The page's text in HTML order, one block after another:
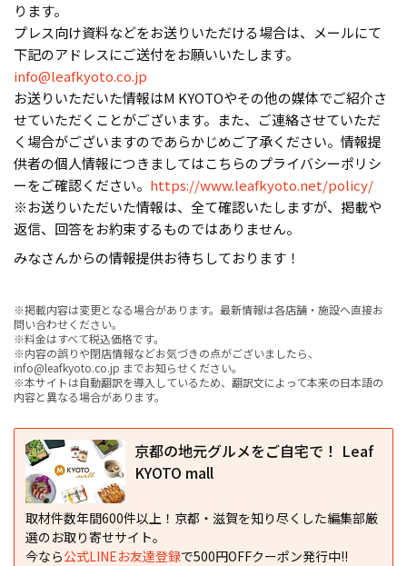
ります。
プレス向け資料などをお送りいただける場合は、メールにて
下記のアドレスにご送付をお願いいたします。
info@leafkyoto.co.jp
お送りいただいた情報はM KYOTOやその他の媒体でご紹介さ
せていただくことがございます。また、ご連絡させていただ
く場合がございますのであらかじめご了承ください。情報提
供者の個人情報につきましてはこちらのプライバシーポリシ
ーをご確認ください。 https://www.leafkyoto.net/policy/
※お送りいただいた情報は、全て確認いたしますが、掲載や
返信、回答をお約束するものではありません。
みなさんからの情報提供お待ちしております！
※掲載内容は変更となる場合があります。最新情報は各店舗・施設へ直接お
問い合わせください。
※料金はすべて税込価格です。
※内容の誤りや閉店情報などお気づきの点がございましたら、
info@leafkyoto.co.jp までお知らせください。
※本サイトは自動翻訳を導入しているため、翻訳文によって本来の日本語の
内容と異なる場合があります。
京都の地元グルメをご自宅で！ Leaf
KYOTO mall
取材件数年間600件以上！京都・滋賀を知り尽くした編集部厳
選のお取り寄せサイト。
今なら公式LINEお友達登録で500円OFFクーポン発行中!!